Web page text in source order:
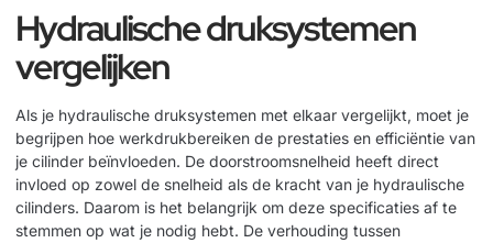
Hydraulische druksystemen
vergelijken
Als je hydraulische druksystemen met elkaar vergelijkt, moet je
begrijpen hoe werkdrukbereiken de prestaties en efficiëntie van
je cilinder beïnvloeden. De doorstroomsnelheid heeft direct
invloed op zowel de snelheid als de kracht van je hydraulische
cilinders. Daarom is het belangrijk om deze specificaties af te
stemmen op wat je nodig hebt. De verhouding tussen